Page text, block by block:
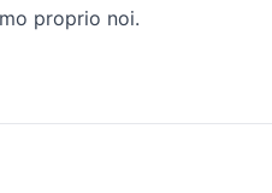
proprio noi.